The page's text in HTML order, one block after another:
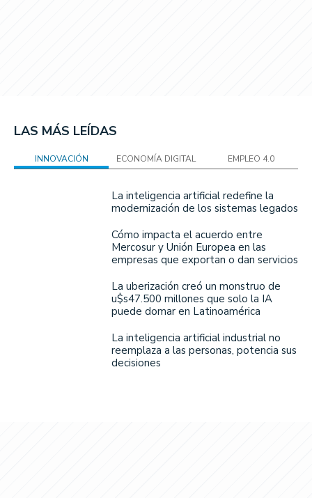
LAS MÁS LEÍDAS
INNOVACIÓN ECONOMÍA DIGITAL EMPLEO 4.0
La inteligencia artificial redefine la
modernización de los sistemas legados
Cómo impacta el acuerdo entre
Mercosur y Unión Europea en las
empresas que exportan o dan servicios
La uberización creó un monstruo de
u$s47.500 millones que solo la IA
puede domar en Latinoamérica
La inteligencia artificial industrial no
reemplaza a las personas, potencia sus
decisiones